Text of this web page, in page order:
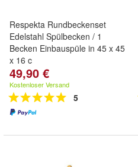
Respekta Rundbeckenset
Edelstahl Spülbecken / 1
Becken Einbauspüle in 45 x 45
x 16 c
49,90 €
Kostenloser Versand
5